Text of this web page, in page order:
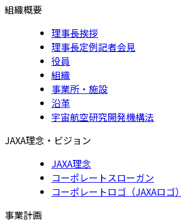
組織概要
理事長挨拶
理事長定例記者会見
役員
組織
事業所・施設
沿革
宇宙航空研究開発機構法
JAXA理念・ビジョン
JAXA理念
コーポレートスローガン
コーポレートロゴ（JAXAロゴ）
事業計画